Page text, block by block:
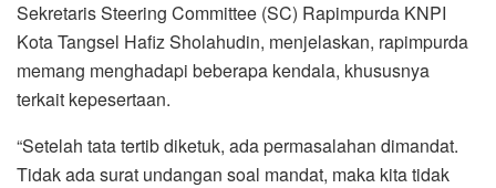
Sekretaris Steering Committee (SC) Rapimpurda KNPI
Kota Tangsel Hafiz Sholahudin, menjelaskan, rapimpurda
memang menghadapi beberapa kendala, khususnya
terkait kepesertaan.
“Setelah tata tertib diketuk, ada permasalahan dimandat.
Tidak ada surat undangan soal mandat, maka kita tidak